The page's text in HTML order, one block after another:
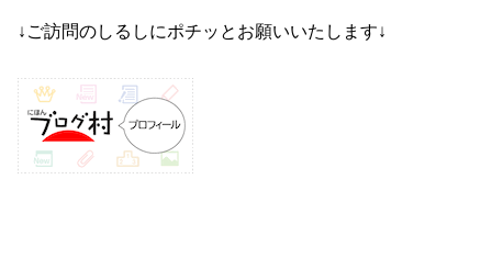
↓ご訪問のしるしにポチッとお願いいたします↓